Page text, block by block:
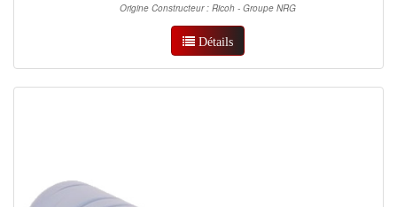
Origine Constructeur : Ricoh - Groupe NRG
Détails